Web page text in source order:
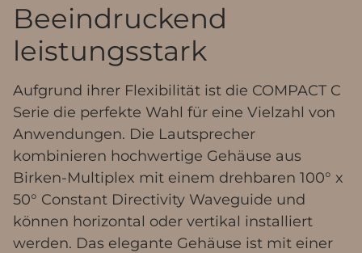
Beeindruckend
leistungsstark
Aufgrund ihrer Flexibilität ist die COMPACT C
Serie die perfekte Wahl für eine Vielzahl von
Anwendungen. Die Lautsprecher
kombinieren hochwertige Gehäuse aus
Birken-Multiplex mit einem drehbaren 100° x
50° Constant Directivity Waveguide und
können horizontal oder vertikal installiert
werden. Das elegante Gehäuse ist mit einer